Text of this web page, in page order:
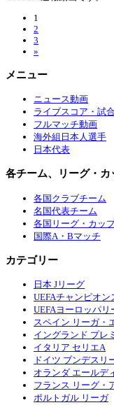
1
2
3
»
メニュー
ニュース動画
ライブスコア・試
フルマッチ動画
海外組日本人選手
日本代表
各チーム、リーグ・カ
各国クラブチーム
名国代表チーム
各国リーグ・カッ
国際A・Bマッチ
カテゴリー
日本 Jリーグ
UEFAチャンピオン
UEFAヨーロッパリ
スペイン リーガ・
イングランド プレ
イタリア セリエA
ドイツ ブンデスリ
オランダ エールデ
フランス リーグ・
ポルトガル リーガ